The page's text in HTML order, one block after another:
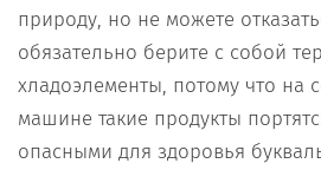
природу, но не можете
обязательно берите с собой
хладоэлементы, потому что на
машине такие продукты
опасными для здоровья